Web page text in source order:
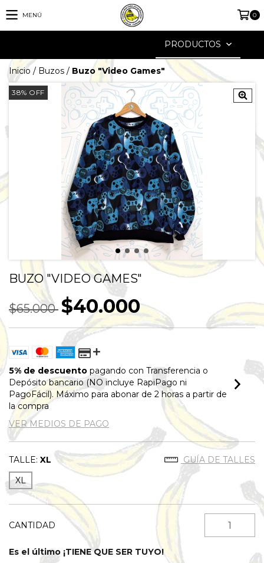
MENÚ 0
PRODUCTOS
Inicio / Buzos / Buzo "Video Games"
38% OFF
BUZO "VIDEO GAMES"
$65.000 $40.000
5% de descuento pagando con Transferencia o
Depósito bancario (NO incluye RapiPago ni
PagoFácil). Máximo para abonar de 2 horas a partir de
la compra
VER MEDIOS DE PAGO
TALLE: XL
GUÍA DE TALLES
XL
CANTIDAD
Es el último ¡TIENE QUE SER TUYO!